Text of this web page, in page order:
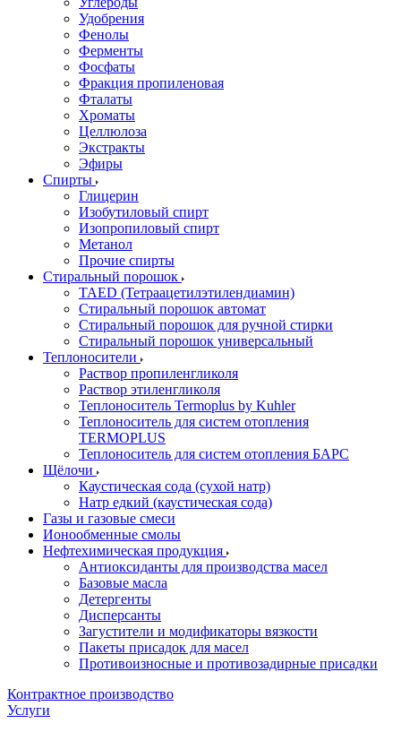
Удобрения
Фенолы
Ферменты
Фосфаты
Фракция пропиленовая
Фталаты
Хроматы
Целлюлоза
Экстракты
Эфиры
Спирты
Глицерин
Изобутиловый спирт
Изопропиловый спирт
Метанол
Прочие спирты
Стиральный порошок
TAED (Тетраацетилэтилендиамин)
Стиральный порошок автомат
Стиральный порошок для ручной стирки
Стиральный порошок универсальный
Теплоносители
Раствор пропиленгликоля
Раствор этиленгликоля
Теплоноситель Termoplus by Kuhler
Теплоноситель для систем отопления
TERMOPLUS
Теплоноситель для систем отопления БАРС
Щёлочи
Каустическая сода (сухой натр)
Натр едкий (каустическая сода)
Газы и газовые смеси
Ионообменные смолы
Нефтехимическая продукция
Антиоксиданты для производства масел
Базовые масла
Детергенты
Дисперсанты
Загустители и модификаторы вязкости
Пакеты присадок для масел
Противоизносные и противозадирные присадки
Контрактное производство
Услуги